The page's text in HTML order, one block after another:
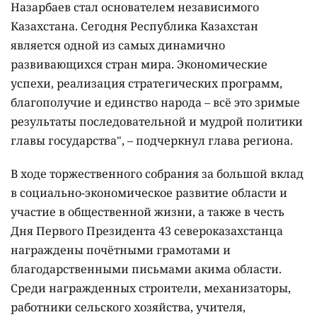
Назарбаев стал основателем независимого
Казахстана. Сегодня Республика Казахстан
является одной из самых динамично
развивающихся стран мира. Экономические
успехи, реализация стратегических программ,
благополучие и единство народа – всё это зримые
результаты последовательной и мудрой политики
главы государства", – подчеркнул глава региона.
В ходе торжественного собрания за большой вклад
в социально-экономическое развитие области и
участие в общественной жизни, а также в честь
Дня Первого Президента 43 североказахстанца
награждены почётными грамотами и
благодарственными письмами акима области.
Среди награжденных строители, механизаторы,
работники сельского хозяйства, учителя,